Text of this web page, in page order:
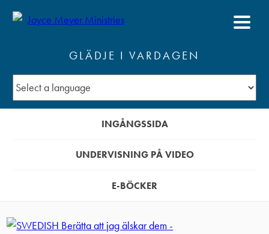
GLÄDJE I VARDAGEN
INGÅNGSSIDA
UNDERVISNING PÅ VIDEO
E-BÖCKER